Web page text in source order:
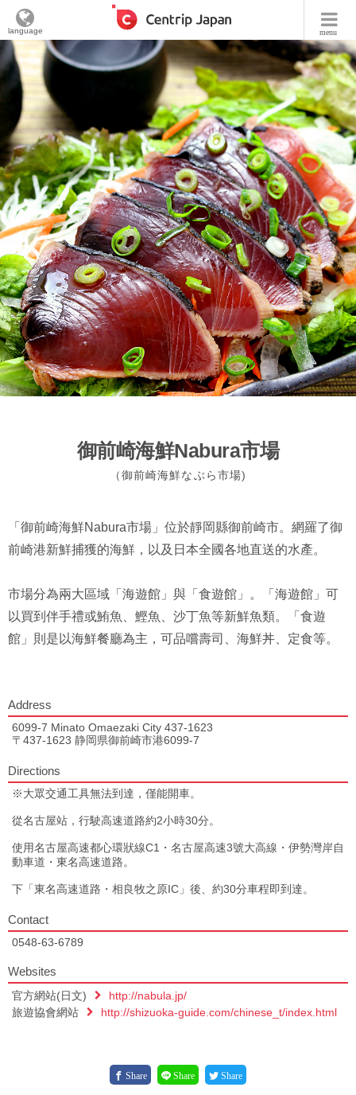
menu
language
御前崎海鮮Nabura市場
（御前崎海鮮なぶら市場)
「御前崎海鮮Nabura市場」位於靜岡縣御前崎市。網羅了御
前崎港新鮮捕獲的海鮮，以及日本全國各地直送的水產。
市場分為兩大區域「海遊館」與「食遊館」。「海遊館」可
以買到伴手禮或鮪魚、鰹魚、沙丁魚等新鮮魚類。「食遊
館」則是以海鮮餐廳為主，可品嚐壽司、海鮮丼、定食等。
Address
6099-7 Minato Omaezaki City 437-1623
〒437-1623 静岡県御前崎市港6099-7
Directions
※大眾交通工具無法到達，僅能開車。
從名古屋站，行駛高速道路約2小時30分。
使用名古屋高速都心環狀線C1・名古屋高速3號大高線・伊勢灣岸自
動車道・東名高速道路。
下「東名高速道路・相良牧之原IC」後、約30分車程即到達。
Contact
0548-63-6789
Websites
官方網站(日文)
http://nabula.jp/
旅遊協會網站
http://shizuoka-guide.com/chinese_t/index.html
Share Share Share